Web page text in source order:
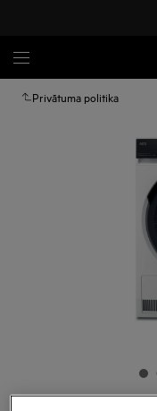
Privātuma politika